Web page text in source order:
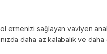
etmenizi sağlayan vaviyen
daha az kalabalık ve